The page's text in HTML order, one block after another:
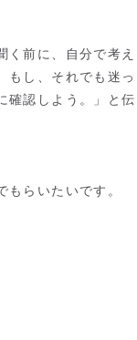
く前に、自分で考え
もし、それでも迷っ
確認しよう。」と伝
らいたいです。